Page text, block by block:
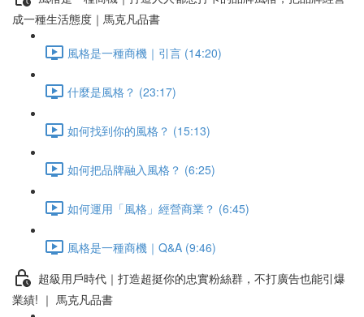
成一種生活態度｜馬克凡品書
風格是一種商機｜引言 (14:20)
什麼是風格？ (23:17)
如何找到你的風格？ (15:13)
如何把品牌融入風格？ (6:25)
如何運用「風格」經營商業？ (6:45)
風格是一種商機｜Q&A (9:46)
超級用戶時代｜打造超挺你的忠實粉絲群，不打廣告也能引爆
業績! ｜ 馬克凡品書